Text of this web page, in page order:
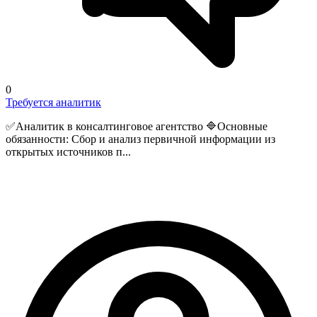
0
Требуется аналитик
✅Аналитик в консалтинговое агентство 🔷Основные
обязанности: Сбор и анализ первичной информации из
открытых источников п...